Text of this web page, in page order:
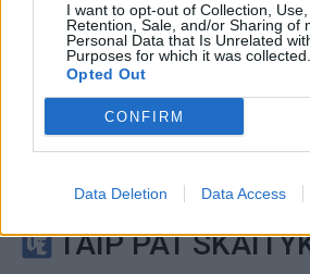
I want to opt-out of Collection, Use,
Retention, Sale, and/or Sharing of
Personal Data that Is Unrelated
Purposes for which it was collected.
Opted Out
CONFIRM
Data Deletion Data Access
TAIP PAT